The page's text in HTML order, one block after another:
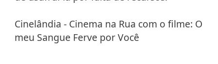
Cinelândia - Cinema na Rua com o filme: O
meu Sangue Ferve por Você